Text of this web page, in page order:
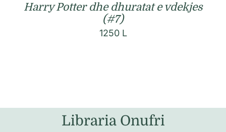
Harry Potter dhe dhuratat e vdekjes
(#7)
1250 L
Libraria Onufri